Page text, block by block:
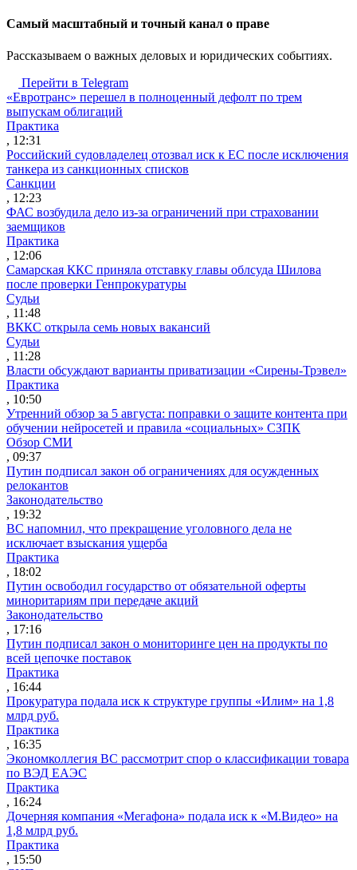
Cамый масштабный и точный канал о праве
Рассказываем о важных деловых и юридических событиях.
Перейти в Telegram
«Евротранс» перешел в полноценный дефолт по трем
выпускам облигаций
Практика
, 12:31
Российский судовладелец отозвал иск к ЕС после исключения
танкера из санкционных списков
Санкции
, 12:23
ФАС возбудила дело из-за ограничений при страховании
заемщиков
Практика
, 12:06
Самарская ККС приняла отставку главы облсуда Шилова
после проверки Генпрокуратуры
Судьи
, 11:48
ВККС открыла семь новых вакансий
Судьи
, 11:28
Власти обсуждают варианты приватизации «Сирены-Трэвел»
Практика
, 10:50
Утренний обзор за 5 августа: поправки о защите контента при
обучении нейросетей и правила «социальных» СЗПК
Обзор СМИ
, 09:37
Путин подписал закон об ограничениях для осужденных
релокантов
Законодательство
, 19:32
ВС напомнил, что прекращение уголовного дела не
исключает взыскания ущерба
Практика
, 18:02
Путин освободил государство от обязательной оферты
миноритариям при передаче акций
Законодательство
, 17:16
Путин подписал закон о мониторинге цен на продукты по
всей цепочке поставок
Практика
, 16:44
Прокуратура подала иск к структуре группы «Илим» на 1,8
млрд руб.
Практика
, 16:35
Экономколлегия ВС рассмотрит спор о классификации товара
по ВЭД ЕАЭС
Практика
, 16:24
Дочерняя компания «Мегафона» подала иск к «М.Видео» на
1,8 млрд руб.
Практика
, 15:50